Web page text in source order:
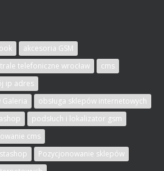
akcesoria GSM
telefoniczne wrocław
cms
ip adres
obsługa sklepów internetowych
podsłuch i lokalizator gsm
cms
Pozycjonowanie sklepów